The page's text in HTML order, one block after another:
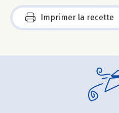
Imprimer la recette